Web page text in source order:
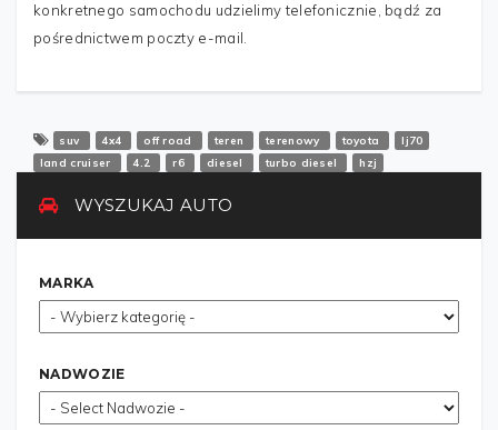
konkretnego samochodu udzielimy telefonicznie, bądź za
pośrednictwem poczty e-mail.
suv 4x4 off road teren terenowy toyota
lj70
land cruiser
4.2 r6 diesel turbo diesel hzj
WYSZUKAJ AUTO
MARKA
NADWOZIE